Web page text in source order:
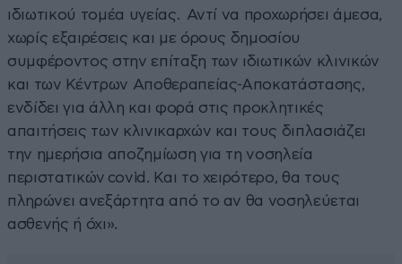
ιδιωτικού τομέα υγείας. Αντί να προχωρήσει άμεσα,
χωρίς εξαιρέσεις και με όρους δημοσίου
συμφέροντος στην επίταξη των ιδιωτικών κλινικών
και των Κέντρων Αποθεραπείας-Αποκατάστασης,
ενδίδει για άλλη και φορά στις προκλητικές
απαιτήσεις των κλινικαρχών και τους διπλασιάζει
την ημερήσια αποζημίωση για τη νοσηλεία
περιστατικών covid. Και το χειρότερο, θα τους
πληρώνει ανεξάρτητα από το αν θα νοσηλεύεται
ασθενής ή όχι».